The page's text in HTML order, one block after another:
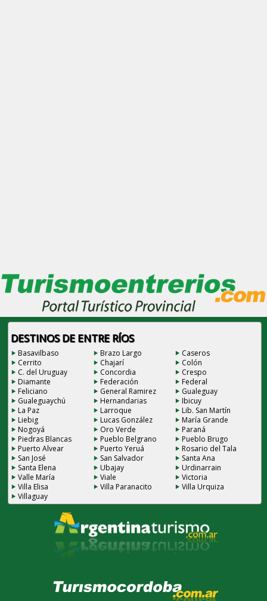
DESTINOS DE ENTRE RÍOS
Basavilbaso Brazo Largo
Caseros
Cerrito
Chajarí
Colón
C. del Uruguay
Concordia
Crespo
Diamante
Federación
Federal
Feliciano
General Ramirez
Gualeguay
Gualeguaychú
Hernandarias
Ibicuy
La Paz
Larroque
Lib. San Martín
Liebig
Lucas González
María Grande
Nogoyá
Oro Verde
Paraná
Piedras Blancas
Pueblo Belgrano
Pueblo Brugo
Puerto Alvear
Puerto Yeruá
Rosario del Tala
San José
San Salvador
Santa Ana
Santa Elena
Ubajay
Urdinarrain
Valle María
Viale
Victoria
Villa Elisa
Villa Paranacito
Villa Urquiza
Villaguay